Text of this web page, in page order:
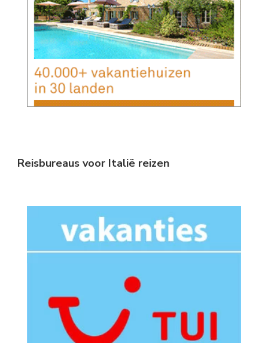
Reisbureaus voor Italië reizen